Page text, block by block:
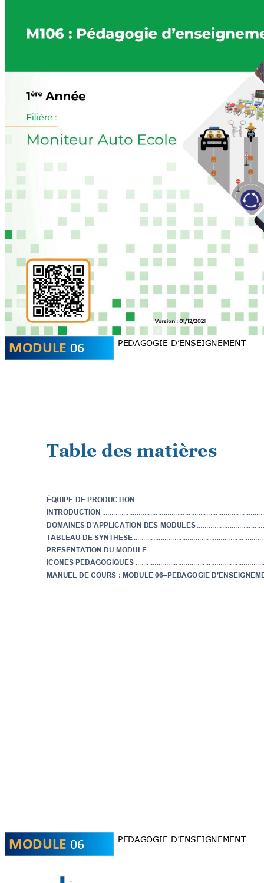
MODULE 06 PEDAGOGIE D’E NSEIGNEMENT
Table des matières
ÉQUIPE D E PRODUCTION ..................................................................
INTRODUCTION ..................................................................................
DOMAINES D’A PPLICATION DES MODULES
TABLEAU DE SYNTHESE
PRESENTATION DU MODULE
ICONES PEDAGOGIQUES ..................................................................
MANUEL DE COURS : MODULE 06–PEDAGOGIE
MODULE 06 PEDAGOGIE D’E NSEIGNEMENT